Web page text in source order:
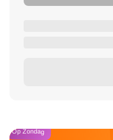
Op Zondag